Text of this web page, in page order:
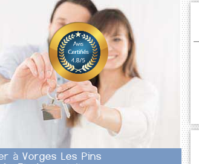
à Vorges Les Pins
150 000 euros